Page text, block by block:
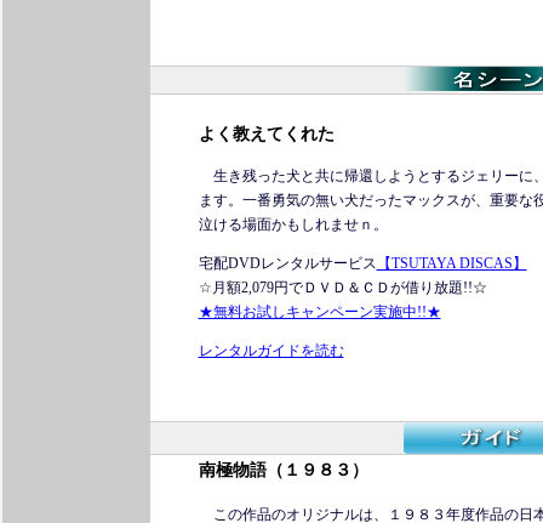
よく教えてくれた
生き残った犬と共に帰還しようとするジェリーに
ます。一番勇気の無い犬だったマックスが、重要な
泣ける場面かもしれませｎ。
宅配DVDレンタルサービス 【TSUTAYA DISCAS】
☆月額2,079円でＤＶＤ＆ＣＤが借り放題!!☆
★無料お試しキャンペーン実施中!!★
レンタルガイドを読む
南極物語（１９８３）
この作品のオリジナルは、１９８３年度作品の日